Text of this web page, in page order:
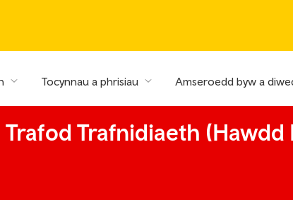
Tocynnau a phrisiau Amseroedd byw a
Trafnidiaeth (Hawdd